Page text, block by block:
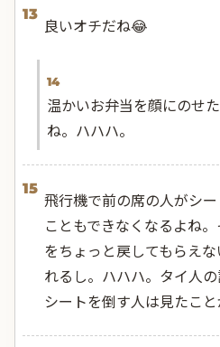
13
良いオチだね😂
14
温かいお弁当を顔にのせ
ね。ハハハ。
15
飛行機で前の席の人がシ
こともできなくなるよね
をちょっと戻してもらえ
れるし。ハハハ。タイ人
シートを倒す人は見たこと